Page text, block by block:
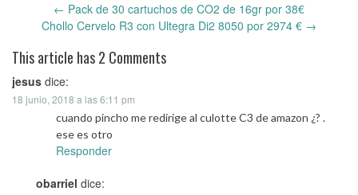
← Pack de 30 cartuchos de CO2 de 16gr por 38€
Chollo Cervelo R3 con Ultegra Di2 8050 por 2974 € →
This article has 2 Comments
jesus dice:
18 junio, 2018 a las 6:11 pm
cuando pincho me redirige al culotte C3 de amazon ¿? .
ese es otro
Responder
obarriel dice: